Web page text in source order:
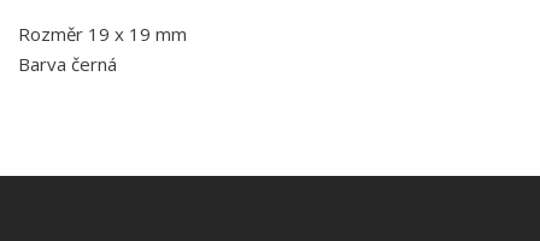
Rozměr 19 x 19 mm
Barva černá